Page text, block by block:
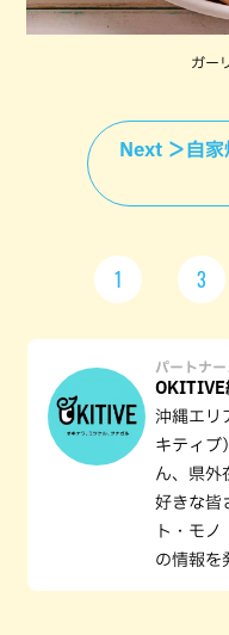
ガー
Next ＞自
1 3
パートナ
OKITIVE
沖縄エリ
キティブ
ん、県外
好きな皆
ト・モ
の情報を